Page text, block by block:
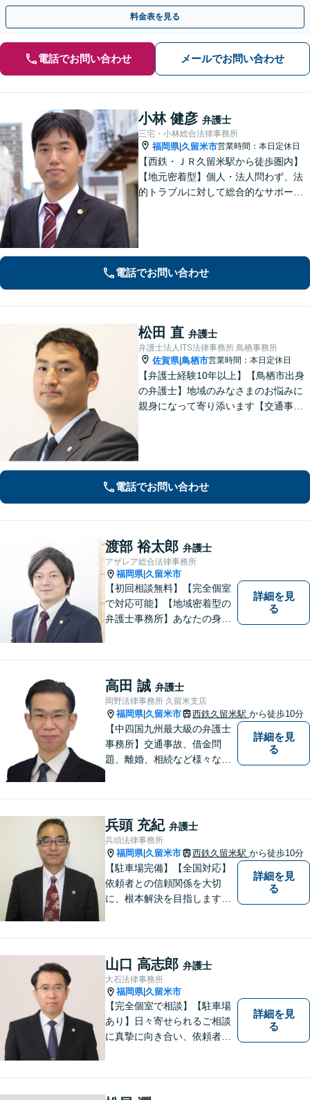
的財産等、お任せください【他士業連携可能】
料金表を見る
電話でお問い合わせ メールでお問い合わせ
小林 健彦 弁護士
三宅・小林総合法律事務所
福岡県|久留米市営業時間：本日定休日
【西鉄・ＪＲ久留米駅から徒歩圏内】
【地元密着型】個人・法人問わず、法
的トラブルに対して総合的なサポート
電話でお問い合わせ
松田 直 弁護士
弁護士法人ITS法律事務所 鳥栖事務所
佐賀県|鳥栖市営業時間：本日定休日
【弁護士経験10年以上】【鳥栖市出身
の弁護士】地域のみなさまのお悩みに
親身になって寄り添います【交通事
電話でお問い合わせ
渡部 裕太郎 弁護士
アザレア総合法律事務所
福岡県|久留米市
【初回相談無料】【完全個室
で対応可能】【地域密着型の
弁護士事務所】あなたの身近
問題解決まで丁寧にお手伝い
します！少しでもお悩みの方
はお気軽にご相談ください。
詳細を見
る
高田 誠 弁護士
岡野法律事務所 久留米支店
福岡県|久留米市 西鉄久留米駅 から徒歩10分
【中四国九州最大級の弁護士
事務所】交通事故、借金問
題、離婚、相続など様々な問
い！
詳細を見
る
兵頭 充紀 弁護士
兵頭法律事務所
福岡県|久留米市 西鉄久留米駅 から徒歩10分
【駐車場完備】【全国対応】
依頼者との信頼関係を大切
に、根本解決を目指します。
トラブルが起こったら、まず
はご相談ください。【夜間対
応可】
詳細を見
る
山口 高志郎 弁護士
大石法律事務所
福岡県|久留米市
【完全個室で相談】【駐車場
あり】日々寄せられるご相談
に真摯に向き合い、依頼者の
す法人・個人の方々には、経
営課題の解決に向けた最適な
詳細を見
る